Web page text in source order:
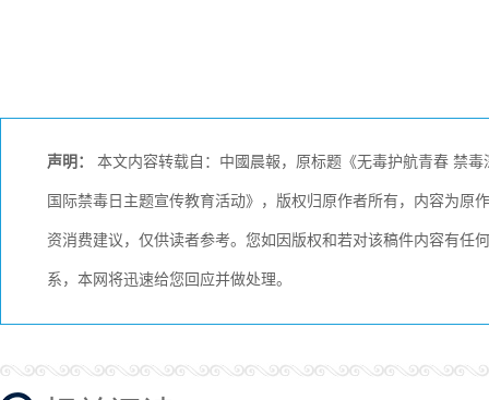
声明： 本文内容转载自：中國晨報，原标题《无毒护航青春 禁
国际禁毒日主题宣传教育活动》，版权归原作者所有，内容为原
资消费建议，仅供读者参考。您如因版权和若对该稿件内容有任
系，本网将迅速给您回应并做处理。